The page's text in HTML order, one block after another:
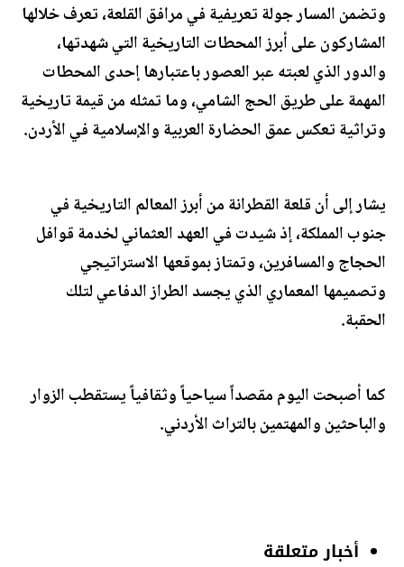
وتضمن المسار جولة تعريفية في مرافق القلعة، تعرف خلالها
المشاركون على أبرز المحطات التاريخية التي شهدتها،
والدور الذي لعبته عبر العصور باعتبارها إحدى المحطات
المهمة على طريق الحج الشامي، وما تمثله من قيمة تاريخية
وتراثية تعكس عمق الحضارة العربية والإسلامية في الأردن.
يشار إلى أن قلعة القطرانة من أبرز المعالم التاريخية في
جنوب المملكة، إذ شيدت في العهد العثماني لخدمة قوافل
الحجاج والمسافرين، وتمتاز بموقعها الاستراتيجي
وتصميمها المعماري الذي يجسد الطراز الدفاعي لتلك
الحقبة.
كما أصبحت اليوم مقصداً سياحياً وثقافياً يستقطب الزوار
والباحثين والمهتمين بالتراث الأردني.
أخبار متعلقة